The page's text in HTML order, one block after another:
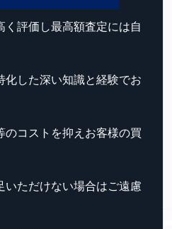
評価し最高額査定には自
した深い知識と経験でお
コストを抑えお客様の買
ただけない場合はご遠慮